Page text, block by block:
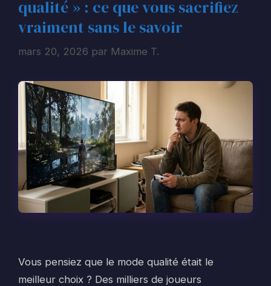
qualité » : ce que vous sacrifiez
vraiment sans le savoir
mars 20, 2026 par Maxime T.
Vous pensiez que le mode qualité était le
meilleur choix ? Des milliers de joueurs